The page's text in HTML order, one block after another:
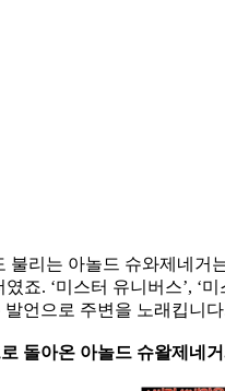
불리는 아놀드 슈와제네
죠. ‘미스터 유니버스’, ‘
언으로 주변을 노래킵니
돌아온 아놀드 슈왈제네